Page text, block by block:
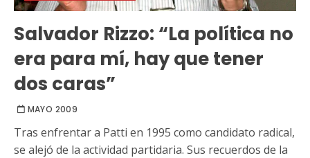
Salvador Rizzo: “La política no
era para mí, hay que tener
dos caras”
MAYO 2009
Tras enfrentar a Patti en 1995 como candidato radical,
se alejó de la actividad partidaria. Sus recuerdos de la